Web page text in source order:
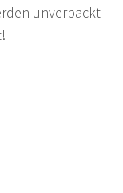
unverpackt